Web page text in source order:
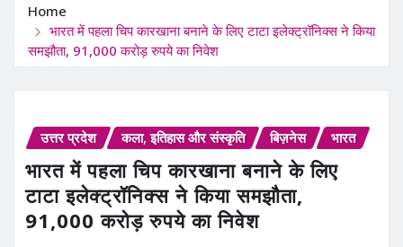
Home
भारत में पहला चिप कारखाना बनाने के लिए टाटा इलेक्ट्रॉनिक्स ने किया
समझौता, 91,000 करोड़ रुपये का निवेश
उत्तर प्रदेश कला, इतिहास और संस्कृति बिज़नेस भारत
भारत में पहला चिप कारखाना बनाने के लिए
टाटा इलेक्ट्रॉनिक्स ने किया समझौता,
91,000 करोड़ रुपये का निवेश